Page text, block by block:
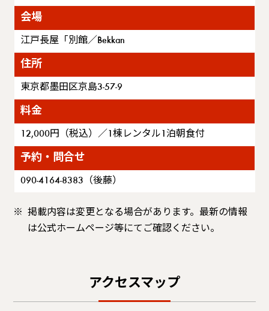
会場
江戸長屋「別館／Bekkan
住所
東京都墨田区京島3-57-9
料金
12,000円（税込）／1棟レンタル1泊朝食付
予約・問合せ
090-4164-8383（後藤）
掲載内容は変更となる場合があります。最新の情報
は公式ホームページ等にてご確認ください。
アクセスマップ